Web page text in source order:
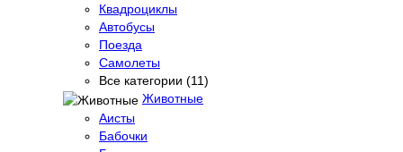
Квадроциклы
Автобусы
Поезда
Самолеты
Все категории (11)
Животные
Аисты
Бабочки